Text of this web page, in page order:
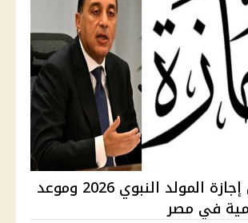
موقف ترحيل إجازة المولد النبوي 2026 وموعد
في مصر